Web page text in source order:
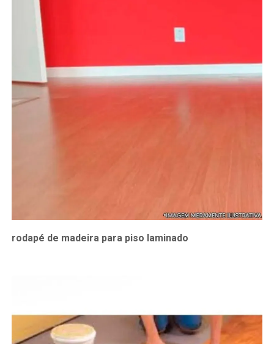
rodapé de madeira para piso laminado